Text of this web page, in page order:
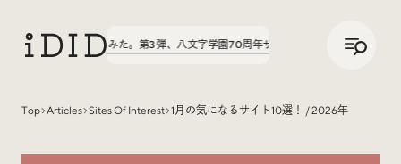
話、聞いてみた。第3弾、八文字学園70周年サイトが公開中！ 実績の話、聞いて
JP
Articles
Top Articles Sites Of Interest 1月の気になるサイト10選！ / 2026年